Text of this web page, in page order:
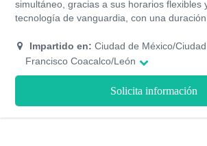
simultáneo, gracias a sus horarios flexibles
tecnología de vanguardia, con una
posibilidad a través de tus herramientas,
destrezas reformar leyes y aplicarlas de
Impartido en: Ciudad de México/
Francisco Coacalco/León
Solicita información